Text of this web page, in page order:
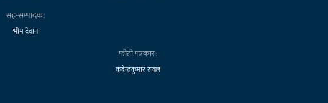
सह-सम्पादक:
भीम देवान
फोटो पत्रकार:
कबेन्द्रकुमार रावल